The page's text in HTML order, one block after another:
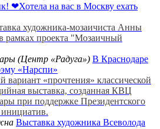
❤Хотела на вас в Москву ехать
художника-мозаичиста Анны
рамках проекта "Мозаичный
(Центр «Радуга») В Краснодаре
«Нарспи»
вариант «прочтения» классической
выставка, созданная КВЦ
при поддержке Президентского
Выставка художника Всеволода